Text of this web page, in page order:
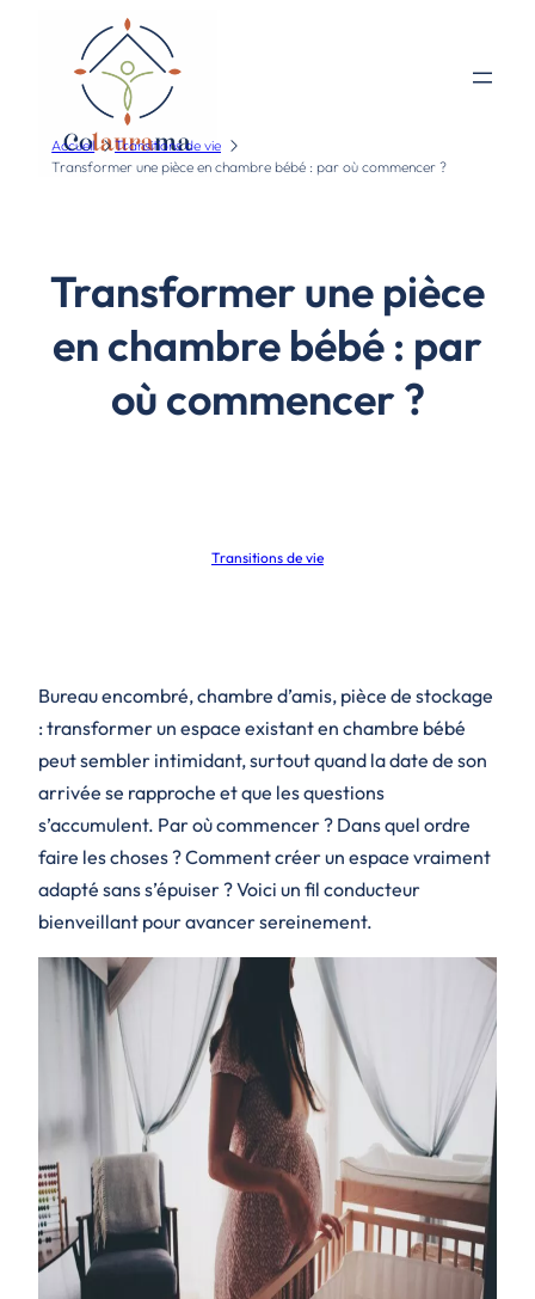
Accueil
Transitions de vie
Transformer une pièce en chambre bébé : par où commencer ?
Transformer une pièce
en chambre bébé : par
où commencer ?
Transitions de vie
Bureau encombré, chambre d’amis, pièce de stockage
: transformer un espace existant en chambre bébé
peut sembler intimidant, surtout quand la date de son
arrivée se rapproche et que les questions
s’accumulent. Par où commencer ? Dans quel ordre
faire les choses ? Comment créer un espace vraiment
adapté sans s’épuiser ? Voici un fil conducteur
bienveillant pour avancer sereinement.